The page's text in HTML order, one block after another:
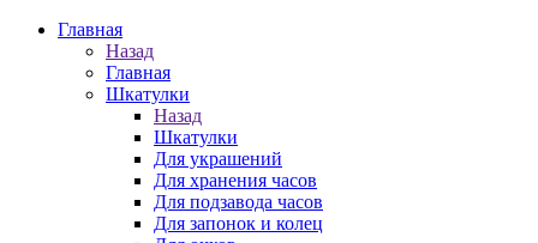
Главная
Назад
Главная
Шкатулки
Назад
Шкатулки
Для украшений
Для хранения часов
Для подзавода часов
Для запонок и колец